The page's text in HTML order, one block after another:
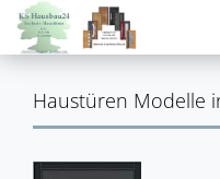
Haustüren Modelle